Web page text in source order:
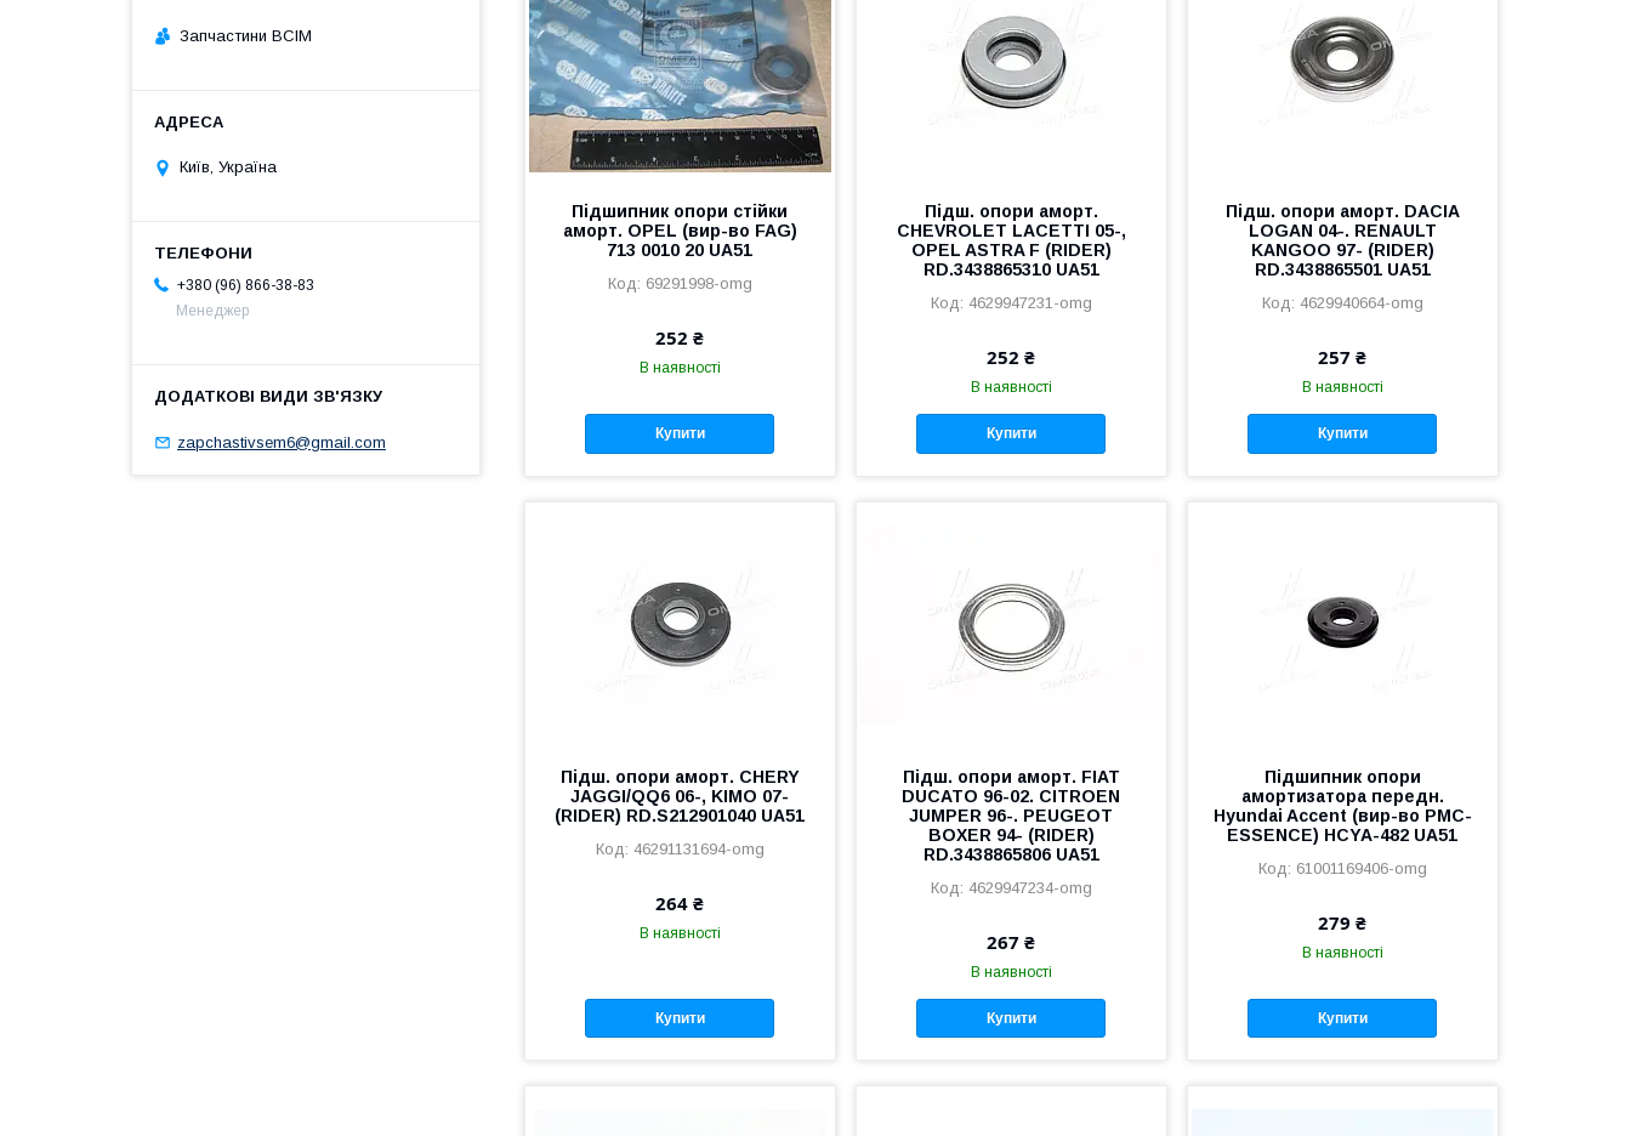
Підшипник опори стійки
аморт. OPEL (вир-во FAG)
713 0010 20 UA51
69291998-omg
252 ₴
В наявності
Купити
Підш. опори аморт.
CHEVROLET LACETTI 05-,
OPEL ASTRA F (RIDER)
RD.3438865310 UA51
4629947231-omg
252 ₴
В наявності
Купити
Підш. опори аморт. DACIA
LOGAN 04-. RENAULT
KANGOO 97- (RIDER)
RD.3438865501 UA51
4629940664-omg
257 ₴
В наявності
Купити
Підш. опори аморт. CHERY
JAGGI/QQ6 06-, KIMO 07-
(RIDER) RD.S212901040 UA51
46291131694-omg
264 ₴
В наявності
Купити
Підш. опори аморт. FIAT
DUCATO 96-02. CITROEN
JUMPER 96-. PEUGEOT
BOXER 94- (RIDER)
RD.3438865806 UA51
4629947234-omg
267 ₴
В наявності
Купити
Підшипник опори
амортизатора передн.
Hyundai Accent (вир-во PMC-
ESSENCE) HCYA-482 UA51
61001169406-omg
279 ₴
В наявності
Купити
Запчастини ВСІМ
Київ, Україна
+380 (96) 866-38-83
Менеджер
zapchastivsem6@gmail.com